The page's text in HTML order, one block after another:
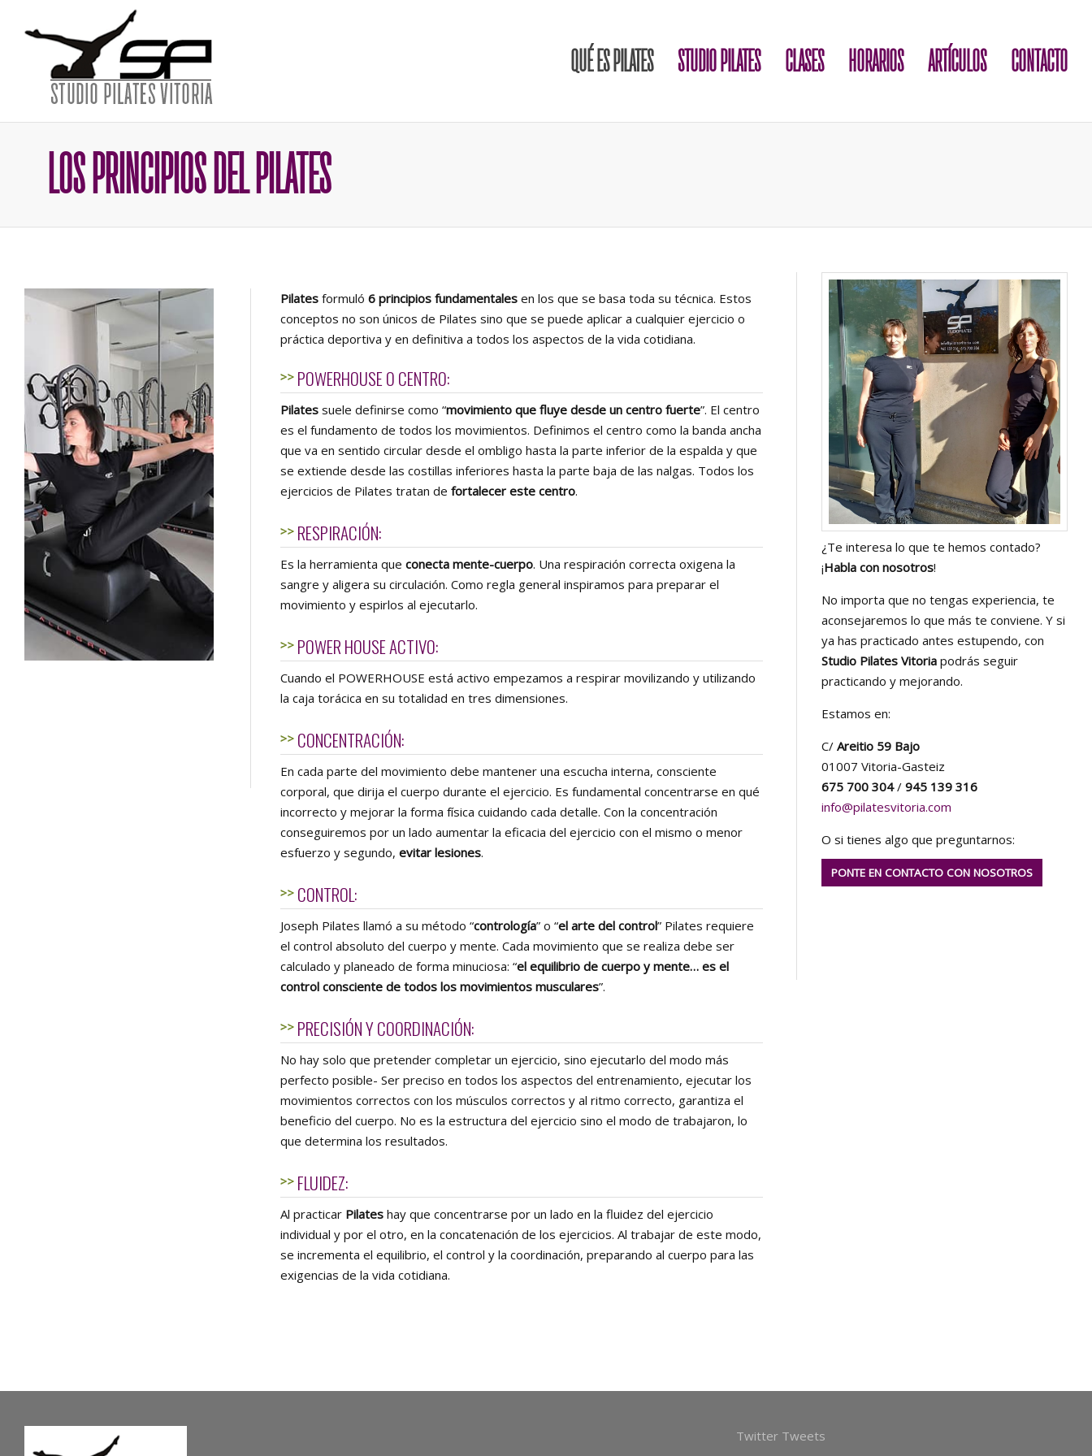
QUÉ ES PILATES STUDIO PILATES CLASES HORARIOS ARTÍCULOS CONTACTO
LOS PRINCIPIOS DEL PILATES
Pilates formuló 6 principios fundamentales en los que se basa toda su técnica. Estos
conceptos no son únicos de Pilates sino que se puede aplicar a cualquier ejercicio o
práctica deportiva y en definitiva a todos los aspectos de la vida cotidiana.
POWERHOUSE O CENTRO:
Pilates suele definirse como “movimiento que fluye desde un centro fuerte”. El centro
es el fundamento de todos los movimientos. Definimos el centro como la banda ancha
que va en sentido circular desde el ombligo hasta la parte inferior de la espalda y que
se extiende desde las costillas inferiores hasta la parte baja de las nalgas. Todos los
ejercicios de Pilates tratan de fortalecer este centro.
RESPIRACIÓN:
Es la herramienta que conecta mente-cuerpo. Una respiración correcta oxigena la
sangre y aligera su circulación. Como regla general inspiramos para preparar el
movimiento y espirlos al ejecutarlo.
POWER HOUSE ACTIVO:
Cuando el POWERHOUSE está activo empezamos a respirar movilizando y utilizando
la caja torácica en su totalidad en tres dimensiones.
CONCENTRACIÓN:
En cada parte del movimiento debe mantener una escucha interna, consciente
corporal, que dirija el cuerpo durante el ejercicio. Es fundamental concentrarse en qué
incorrecto y mejorar la forma física cuidando cada detalle. Con la concentración
conseguiremos por un lado aumentar la eficacia del ejercicio con el mismo o menor
esfuerzo y segundo, evitar lesiones.
CONTROL:
Joseph Pilates llamó a su método “contrología” o “el arte del control” Pilates requiere
el control absoluto del cuerpo y mente. Cada movimiento que se realiza debe ser
calculado y planeado de forma minuciosa: “el equilibrio de cuerpo y mente… es el
control consciente de todos los movimientos musculares”.
PRECISIÓN Y COORDINACIÓN:
No hay solo que pretender completar un ejercicio, sino ejecutarlo del modo más
perfecto posible- Ser preciso en todos los aspectos del entrenamiento, ejecutar los
movimientos correctos con los músculos correctos y al ritmo correcto, garantiza el
beneficio del cuerpo. No es la estructura del ejercicio sino el modo de trabajaron, lo
que determina los resultados.
FLUIDEZ:
Al practicar Pilates hay que concentrarse por un lado en la fluidez del ejercicio
individual y por el otro, en la concatenación de los ejercicios. Al trabajar de este modo,
se incrementa el equilibrio, el control y la coordinación, preparando al cuerpo para las
exigencias de la vida cotidiana.
¿Te interesa lo que te hemos contado?
¡Habla con nosotros!
No importa que no tengas experiencia, te
aconsejaremos lo que más te conviene. Y si
ya has practicado antes estupendo, con
Studio Pilates Vitoria podrás seguir
practicando y mejorando.
Estamos en:
C/Areitio 59 Bajo
01007 Vitoria-Gasteiz
675 700 304/945 139 316
info@pilatesvitoria.com
O si tienes algo que preguntarnos:
PONTE EN CONTACTO CON NOSOTROS
Twitter Tweets